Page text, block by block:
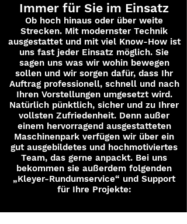
Immer für Sie im Einsatz
Ob hoch hinaus oder über weite
Strecken. Mit modernster Technik
ausgestattet und mit viel Know-How ist
uns fast jeder Einsatz möglich. Sie
sagen uns was wir wohin bewegen
sollen und wir sorgen dafür, dass Ihr
Auftrag professionell, schnell und nach
Ihren Vorstellungen umgesetzt wird.
Natürlich pünktlich, sicher und zu Ihrer
vollsten Zufriedenheit. Denn außer
einem hervorragend ausgestatteten
Maschinenpark verfügen wir über ein
gut ausgebildetes und hochmotiviertes
Team, das gerne anpackt. Bei uns
bekommen sie außerdem folgenden
„Kleyer-Rundumservice“ und Support
für Ihre Projekte: